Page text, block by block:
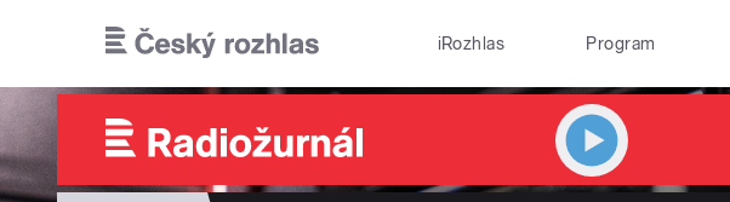
iRozhlas Program